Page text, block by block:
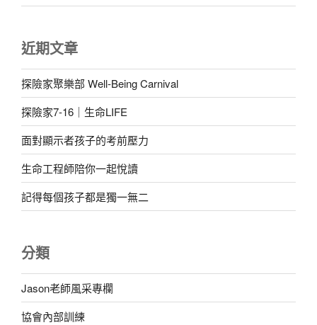
近期文章
探險家聚樂部 Well-Being Carnival
探險家7-16｜生命LIFE
面對顯示者孩子的考前壓力
生命工程師陪你一起悅讀
記得每個孩子都是獨一無二
分類
Jason老師風采專欄
協會內部訓練